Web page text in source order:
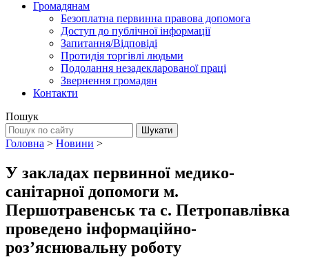
Громадянам
Безоплатна первинна правова допомога
Доступ до публічної інформації
Запитання/Відповіді
Протидія торгівлі людьми
Подолання незадекларованої праці
Звернення громадян
Контакти
Пошук
Головна > Новини >
У закладах первинної медико-
санітарної допомоги м.
Першотравенськ та с. Петропавлівка
проведено інформаційно-
роз’яснювальну роботу